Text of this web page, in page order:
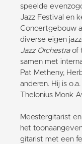
speelde
Jazz Festival en
Concertgebouw
diverse eigen
Jazz Orchestraof
samen met
Pat Metheny,
anderen. Hij is
Thelonius Monk
Meestergitarist
het
gitarist met een